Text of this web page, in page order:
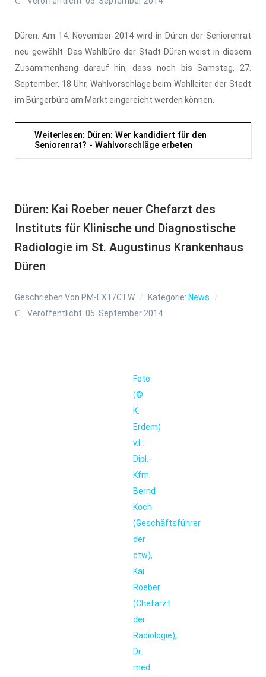
Düren: Am 14. November 2014 wird in Düren der Seniorenrat
neu gewählt. Das Wahlbüro der Stadt Düren weist in diesem
Zusammenhang darauf hin, dass noch bis Samstag, 27.
September, 18 Uhr, Wahlvorschläge beim Wahlleiter der Stadt
im Bürgerbüro am Markt eingereicht werden können.
Weiterlesen: Düren: Wer kandidiert für den
Seniorenrat? - Wahlvorschläge erbeten
Düren: Kai Roeber neuer Chefarzt des
Instituts für Klinische und Diagnostische
Radiologie im St. Augustinus Krankenhaus
Düren
Geschrieben Von PM-EXT/CTW Kategorie: News
Veröffentlicht: 05. September 2014
Foto
(©
K.
Erdem)
v.l.:
Dipl.-
Kfm.
Bernd
Koch
(Geschäftsführer
der
ctw),
Kai
Roeber
(Chefarzt
der
Radiologie),
Dr.
med.